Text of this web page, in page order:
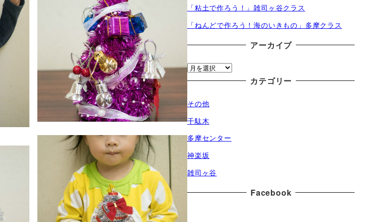
「粘土で作ろう！」雑司ヶ谷クラス
「ねんどで作ろう！海のいきもの」多摩クラス
アーカイブ
ア
ー
イ
ブ
カテゴリー
その他
千駄木
多摩センター
神楽坂
雑司ヶ谷
Facebook